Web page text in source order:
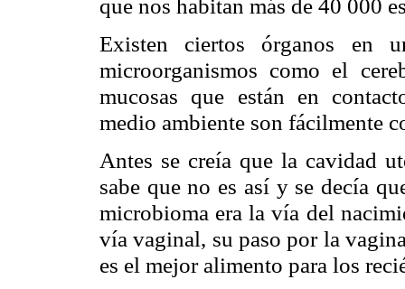
Existen ciertos órganos en
microorganismos como el
mucosas que están en
medio ambiente son fácilmente
Antes se creía que la cavidad
sabe que no es así y se decía
microbioma era la vía del
vía vaginal, su paso por la
es el mejor alimento para los